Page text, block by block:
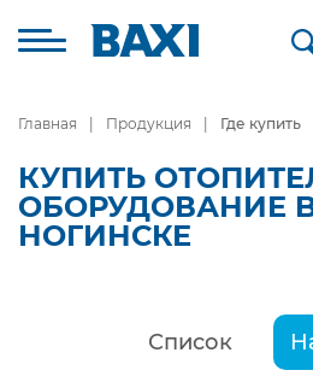
Главная Продукция Где купить
КУПИТЬ
ОБОРУДОВАНИЕ
НОГИНСКЕ
Список